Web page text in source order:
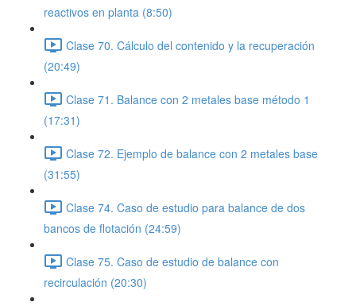
reactivos en planta (8:50)
Clase 70. Cálculo del contenido y la recuperación
(20:49)
Clase 71. Balance con 2 metales base método 1
(17:31)
Clase 72. Ejemplo de balance con 2 metales base
(31:55)
Clase 74. Caso de estudio para balance de dos
bancos de flotación (24:59)
Clase 75. Caso de estudio de balance con
recirculación (20:30)